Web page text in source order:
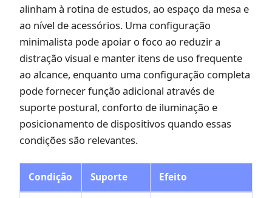
alinham à rotina de estudos, ao espaço da mesa e
ao nível de acessórios. Uma configuração
minimalista pode apoiar o foco ao reduzir a
distração visual e manter itens de uso frequente
ao alcance, enquanto uma configuração completa
pode fornecer função adicional através de
suporte postural, conforto de iluminação e
posicionamento de dispositivos quando essas
condições são relevantes.
Condição Suporte Efeito